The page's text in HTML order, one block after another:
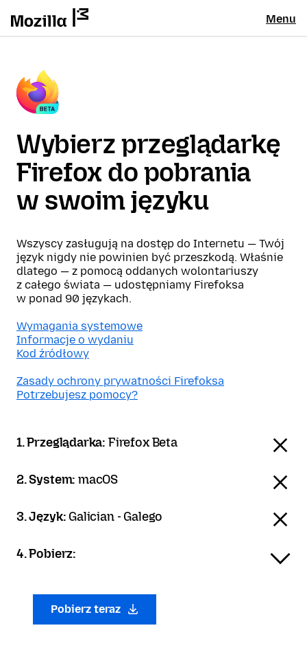
Menu
Wybierz przeglądarkę
Firefox do pobrania
w swoim języku
Wszyscy zasługują na dostęp do Internetu — Twój
język nigdy nie powinien być przeszkodą. Właśnie
dlatego — z pomocą oddanych wolontariuszy
z całego świata — udostępniamy Firefoksa
w ponad 90 językach.
Wymagania systemowe
Informacje o wydaniu
Kod źródłowy
Zasady ochrony prywatności Firefoksa
Potrzebujesz pomocy?
1. Przeglądarka: Firefox Beta
2. System:macOS
3. Język: Galician - Galego
4. Pobierz:
Pobierz teraz